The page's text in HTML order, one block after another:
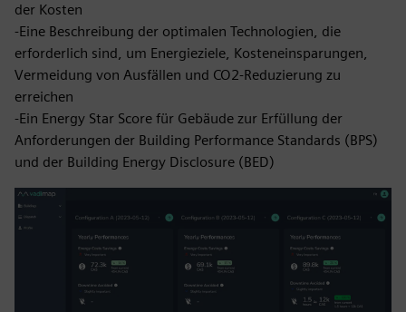
der Kosten
-Eine Beschreibung der optimalen Technologien, die
erforderlich sind, um Energieziele, Kosteneinsparungen,
Vermeidung von Ausfällen und CO2-Reduzierung zu
erreichen
-Ein Energy Star Score für Gebäude zur Erfüllung der
Anforderungen der Building Performance Standards (BPS)
und der Building Energy Disclosure (BED)